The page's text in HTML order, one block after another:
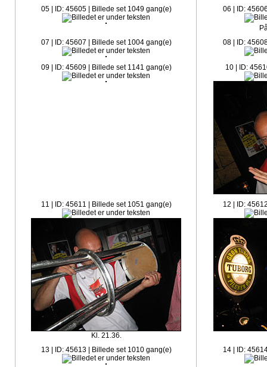
05 | ID: 45605 | Billede set 1049 gang(e) 06 | ID:
07 | ID: 45607 | Billede set 1004 gang(e)
08 | ID:
09 | ID: 45609 | Billede set 1141 gang(e) 10 | ID:
11 | ID: 45611 | Billede set 1051 gang(e)
Kl. 21.36.
12 | ID:
13 | ID: 45613 | Billede set 1010 gang(e) 14 | ID: